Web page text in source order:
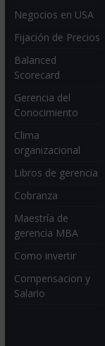
Negocios en USA
Fijación de Precios
Balanced
Scorecard
Gerencia del
Conocimiento
Clima
organizacional
Libros de gerencia
Cobranza
Maestría de
gerencia MBA
Como invertir
Compensacion y
Salario